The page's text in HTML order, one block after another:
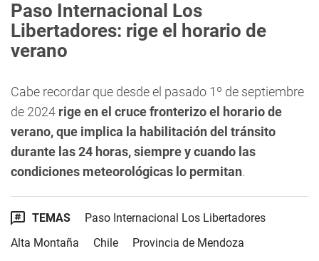
Paso Internacional Los
Libertadores: rige el horario de
verano
Cabe recordar que desde el pasado 1º de septiembre
de 2024 rige en el cruce fronterizo el horario de
verano, que implica la habilitación del tránsito
durante las 24 horas, siempre y cuando las
condiciones meteorológicas lo permitan.
TEMAS
Paso Internacional Los Libertadores
Alta Montaña
Chile Provincia de Mendoza